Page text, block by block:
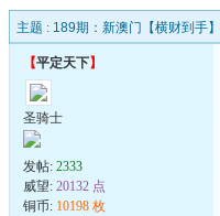
主题 : 189期：新澳门【横财到
【平定天下】
圣骑士
发帖: 2333
威望: 20132 点
铜币: 10198 枚